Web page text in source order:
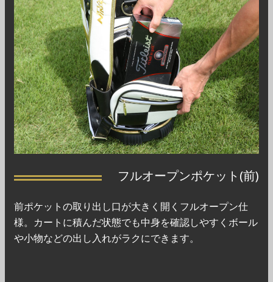
フルオープンポケット(前)
前ポケットの取り出し口が大きく開くフルオープン仕
様。カートに積んだ状態でも中身を確認しやすくボール
や小物などの出し入れがラクにできます。